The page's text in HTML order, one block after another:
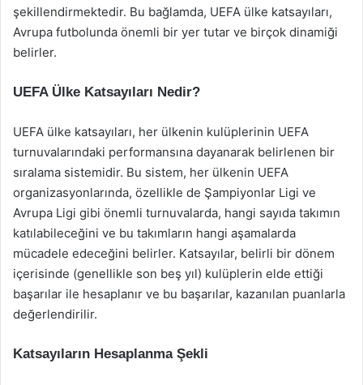
şekillendirmektedir. Bu bağlamda, UEFA ülke katsayıları,
Avrupa futbolunda önemli bir yer tutar ve birçok dinamiği
belirler.
UEFA Ülke Katsayıları Nedir?
UEFA ülke katsayıları, her ülkenin kulüplerinin UEFA
turnuvalarındaki performansına dayanarak belirlenen bir
sıralama sistemidir. Bu sistem, her ülkenin UEFA
organizasyonlarında, özellikle de Şampiyonlar Ligi ve
Avrupa Ligi gibi önemli turnuvalarda, hangi sayıda takımın
katılabileceğini ve bu takımların hangi aşamalarda
mücadele edeceğini belirler. Katsayılar, belirli bir dönem
içerisinde (genellikle son beş yıl) kulüplerin elde ettiği
başarılar ile hesaplanır ve bu başarılar, kazanılan puanlarla
değerlendirilir.
Katsayıların Hesaplanma Şekli